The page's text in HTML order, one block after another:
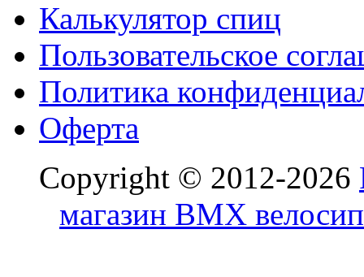
Калькулятор спиц
Пользовательское
Политика
Оферта
Copyright © 2012-2026
магазин BMX